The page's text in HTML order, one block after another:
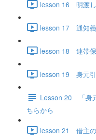
lesson 16 明渡
lesson 17 通知
lesson 18 連帯
lesson 19 身元
Lesson 20 「身
ちらから
lesson 21 借主